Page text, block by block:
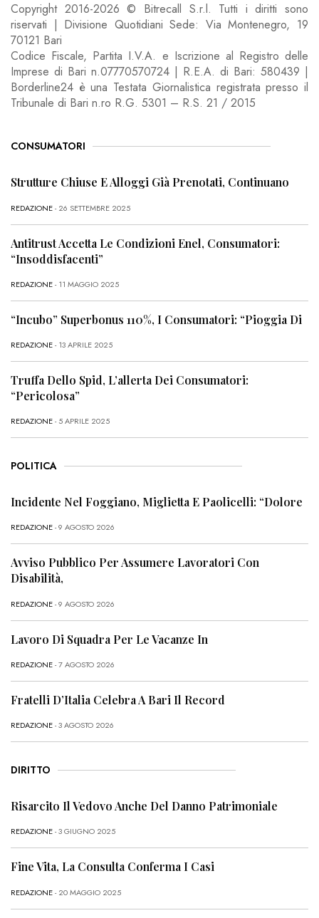
Copyright 2016-2026 © Bitrecall S.r.l. Tutti i diritti sono
riservati | Divisione Quotidiani Sede: Via Montenegro, 19
70121 Bari
Codice Fiscale, Partita I.V.A. e Iscrizione al Registro delle
Imprese di Bari n.07770570724 | R.E.A. di Bari: 580439 |
Borderline24 è una Testata Giornalistica registrata presso il
Tribunale di Bari n.ro R.G. 5301 – R.S. 21 / 2015
CONSUMATORI
Strutture Chiuse E Alloggi Già Prenotati, Continuano
REDAZIONE- 26 SETTEMBRE 2025
Antitrust Accetta Le Condizioni Enel, Consumatori:
“Insoddisfacenti”
REDAZIONE- 11 MAGGIO 2025
“Incubo” Superbonus 110%, I Consumatori: “Pioggia Di
REDAZIONE- 13 APRILE 2025
Truffa Dello Spid, L’allerta Dei Consumatori:
“Pericolosa”
REDAZIONE- 5 APRILE 2025
POLITICA
Incidente Nel Foggiano, Miglietta E Paolicelli: “Dolore
REDAZIONE- 9 AGOSTO 2026
Avviso Pubblico Per Assumere Lavoratori Con
Disabilità,
REDAZIONE- 9 AGOSTO 2026
Lavoro Di Squadra Per Le Vacanze In
REDAZIONE- 7 AGOSTO 2026
Fratelli D’Italia Celebra A Bari Il Record
REDAZIONE- 3 AGOSTO 2026
DIRITTO
Risarcito Il Vedovo Anche Del Danno Patrimoniale
REDAZIONE- 3 GIUGNO 2025
Fine Vita, La Consulta Conferma I Casi
REDAZIONE- 20 MAGGIO 2025